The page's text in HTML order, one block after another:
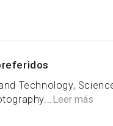
Technology,
Leer más